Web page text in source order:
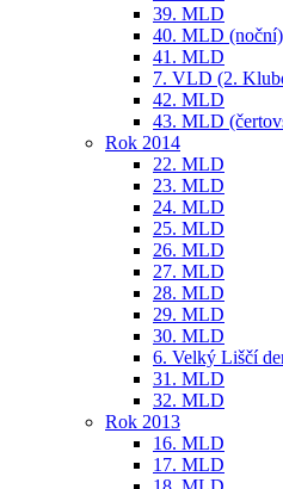
39. MLD
40. MLD (noční)
41. MLD
7. VLD (2.
42. MLD
43. MLD
Rok 2014
22. MLD
23. MLD
24. MLD
25. MLD
26. MLD
27. MLD
28. MLD
29. MLD
30. MLD
6. Velký Liščí
31. MLD
32. MLD
Rok 2013
16. MLD
17. MLD